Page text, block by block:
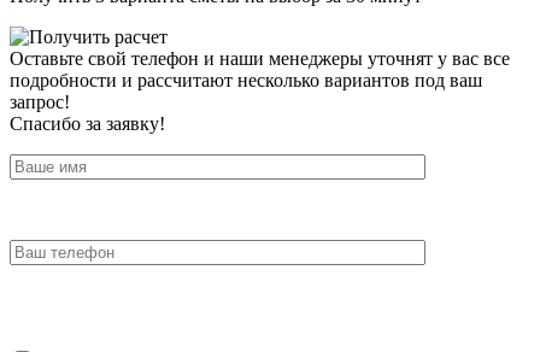
Оставьте свой телефон и наши менеджеры уточнят у вас все
подробности и рассчитают несколько вариантов под ваш
запрос!
Спасибо за заявку!